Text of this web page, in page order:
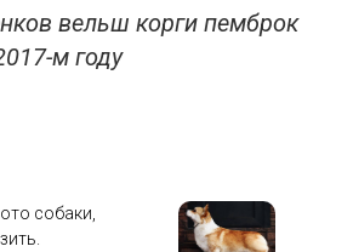
вельш корги пемброк
м году
собаки,